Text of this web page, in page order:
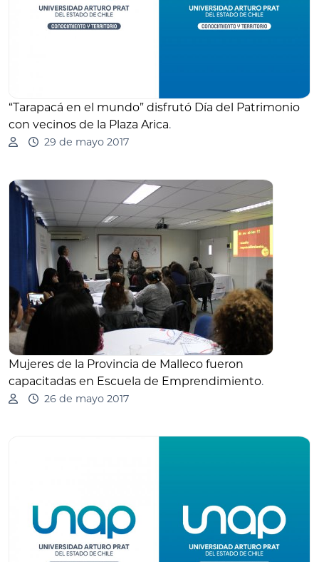
“Tarapacá en el mundo” disfrutó Día del Patrimonio
con vecinos de la Plaza Arica.
29 de mayo 2017
Mujeres de la Provincia de Malleco fueron
capacitadas en Escuela de Emprendimiento.
26 de mayo 2017